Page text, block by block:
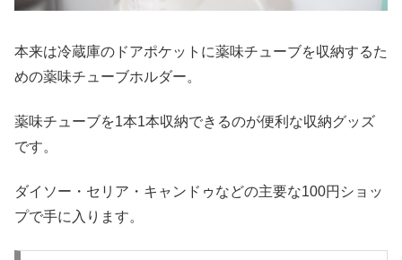
本来は冷蔵庫のドアポケットに薬味チューブを収納するた
めの薬味チューブホルダー。
薬味チューブを1本1本収納できるのが便利な収納グッズ
です。
ダイソー・セリア・キャンドゥなどの主要な100円ショッ
プで手に入ります。